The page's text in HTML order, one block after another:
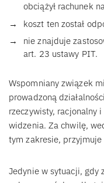
obciążył rachunek
koszt ten został
nie znajduje
art. 23 ustawy PIT.
Wspomniany związek
prowadzoną
rzeczywisty, racjonalny
widzenia. Za chwilę,
tym zakresie,
Jedynie w sytuacji, gdy